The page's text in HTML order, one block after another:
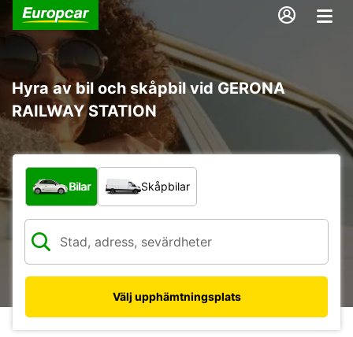
Hyra av bil och skåpbil vid GERONA
RAILWAY STATION
Vilken typ av fordon?
Bilar Skåpbilar
Välj upphämtningsplats